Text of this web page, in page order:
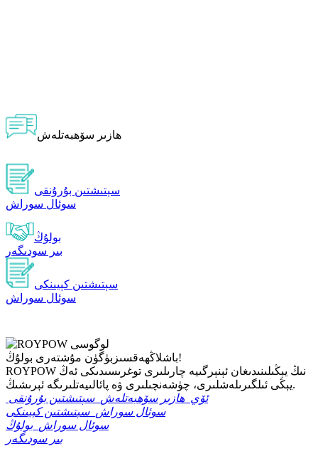
ھازىر سۆھبەتلەش
سېتىشتىن بۇرۇنقى
سوئال سوراش
بولۇڭ
بىر سودىگەر
سېتىشتىن كېيىنكى
سوئال سوراش
باشلاڭھەقسىز
بۈگۈن مۇشتەرى بولۇڭ!
ROYPOW نىڭ يېڭىلىنىدىغان ئېنېرگىيە چارىلىرى توغرىسىدىكى ئەڭ
يېڭى ئىلگىرىلەشلىرى، چۈشەنچىلىرى ۋە پائالىيەتلىرىگە ئېرىشىڭ.
ئۆي ھازىر سۆھبەتلەش سېتىشتىن بۇرۇنقى
سوئال سوراش سېتىشتىن كېيىنكى
سوئال سوراش بولۇڭ
بىر سودىگەر